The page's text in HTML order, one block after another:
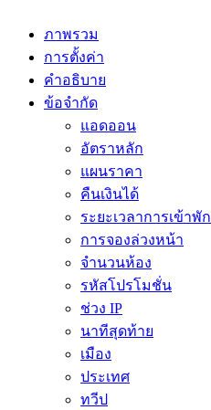
ภาพรวม
การตั้งค่า
คำอธิบาย
ข้อจำกัด
แอดออน
อัตราหลัก
แผนราคา
คืนเงินได้
ระยะเวลาการเข้าพัก
การจองล่วงหน้า
จำนวนห้อง
รหัสโปรโมชั่น
ช่วง IP
นาทีสุดท้าย
เมือง
ประเทศ
ทวีป